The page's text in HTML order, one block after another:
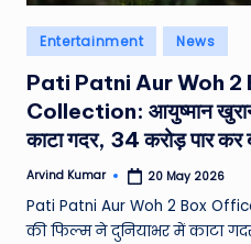
e
c
h
&
M
o
vi
Posted
in
Entertainment News
Pati Patni Aur Woh 2
Collection: आयुष्मान
काटा गदर, 34 करोड़ पार कर
Posted
Arvind Kumar 20 May 2026
Pati Patni Aur Woh 2 Box
की फिल्म ने दुनियाभर में काटा